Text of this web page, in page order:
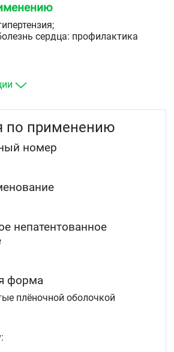
сердца: профилактика
недостаточность.
по применению
номер
непатентованное
форма
плёночной оболочкой